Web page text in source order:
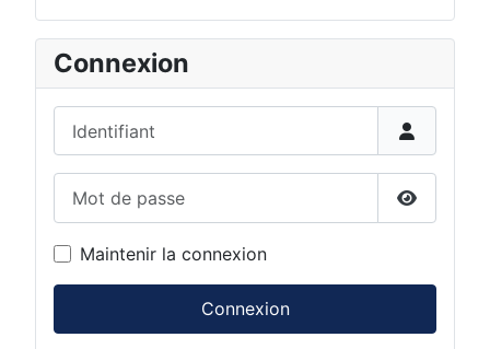
Connexion
Afficher
Maintenir la connexion
Connexion